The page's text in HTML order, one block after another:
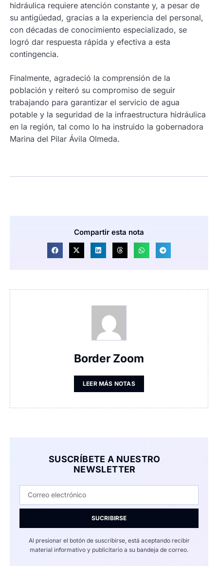
hidráulica requiere atención constante y, a pesar de
su antigüedad, gracias a la experiencia del personal,
con décadas de conocimiento especializado, se
logró dar respuesta rápida y efectiva a esta
contingencia.
Finalmente, agradeció la comprensión de la
población y reiteró su compromiso de seguir
trabajando para garantizar el servicio de agua
potable y la seguridad de la infraestructura hidráulica
en la región, tal como lo ha instruido la gobernadora
Marina del Pilar Ávila Olmeda.
Compartir esta nota
Border Zoom
LEER MÁS NOTAS
SUSCRÍBETE A NUESTRO
NEWSLETTER
SUCRIBIRSE
Al presionar el botón de suscribirse, está aceptando recibir
material informativo y publicitario a su bandeja de correo.